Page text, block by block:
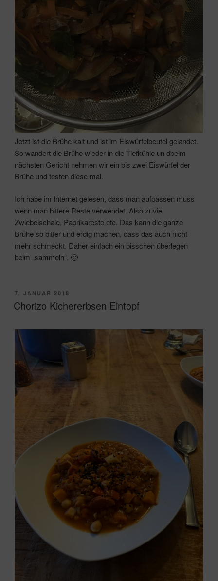
Jetzt ist die Brühe kalt und ist im Eiswürfelbeutel gelandet.
So wandert die Brühe wieder in die Tiefkühle un dbeim
nächsten Gericht nehmen wir ein bis zwei Eiswürfel der
Brühe und testen diese mal.
Ich habe im Internet gelesen, dass man aufpassen muss
wenn man bittere Reste verwendet. Also zuviel
Zwiebelschale, Paprikareste etc. Das kann die ganze
Brühe so bitter und erdig machen, dass das auch nicht
mehr schmeckt. Daher einfach ein bisschen überlegen
beim „sammeln“. 🙂
VERÖFFENTLICHT
AM
7. JANUAR 2018
Chorizo Kichererbsen Eintopf